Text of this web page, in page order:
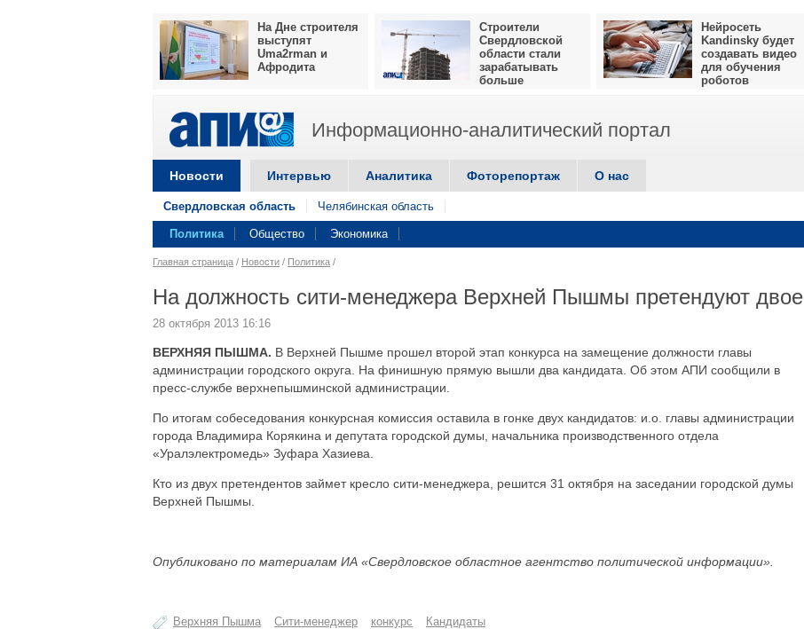
На Дне строителя
выступят
Uma2rman и
Афродита
Строители
Свердловской
области стали
зарабатывать
больше
Нейросеть
Kandinsky будет
создавать видео
для обучения
роботов
Информационно-аналитический портал
Новости Интервью Аналитика Фоторепортаж О нас
Свердловская область Челябинская область
Политика Общество Экономика
Главная страница / Новости / Политика /
На должность сити-менеджера Верхней Пышмы претендуют двое
28 октября 2013 16:16
ВЕРХНЯЯ ПЫШМА. В Верхней Пышме прошел второй этап конкурса на замещение должности главы
администрации городского округа. На финишную прямую вышли два кандидата. Об этом АПИ сообщили в
пресс-службе верхнепышминской администрации.
По итогам собеседования конкурсная комиссия оставила в гонке двух кандидатов: и.о. главы администрации
города Владимира Корякина и депутата городской думы, начальника производственного отдела
«Уралэлектромедь» Зуфара Хазиева.
Кто из двух претендентов займет кресло сити-менеджера, решится 31 октября на заседании городской думы
Верхней Пышмы.
Опубликовано по материалам ИА «Свердловское областное агентство политической информации».
Верхняя Пышма Сити-менеджер конкурс Кандидаты